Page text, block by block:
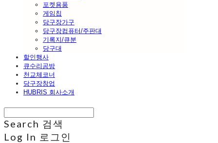
포켓용품
게임칩
당구장가구
당구장컴퓨터/주판대
기록지/큐분
당구대
할인행사
큐수리공방
천교체코너
당구장창업
HUBRIS 회사소개
Search 검색
Log In 로그인